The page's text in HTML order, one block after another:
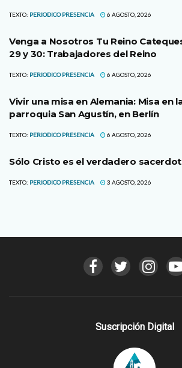
TEXTO: PERIODICO PRESENCIA 6 AGOSTO, 2026
Venga a Nosotros Tu Reino
29 y 30: Trabajadores del Reino
TEXTO: PERIODICO PRESENCIA 6 AGOSTO, 2026
Vivir una misa en Alemania: Misa en
parroquia San Agustín, en Berlín
TEXTO: PERIODICO PRESENCIA 6 AGOSTO, 2026
Sólo Cristo es el verdadero
TEXTO: PERIODICO PRESENCIA 3 AGOSTO, 2026
Suscripción Digital